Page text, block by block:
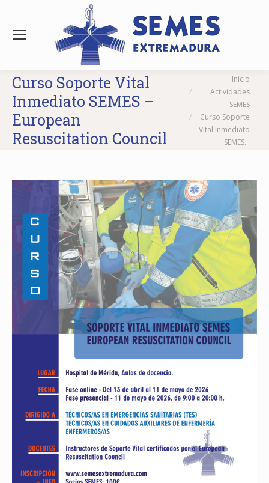
Curso Soporte Vital
Inmediato SEMES –
European
Resuscitation Council
Inicio
Actividades
SEMES
Curso Soporte
Vital Inmediato
SEMES…